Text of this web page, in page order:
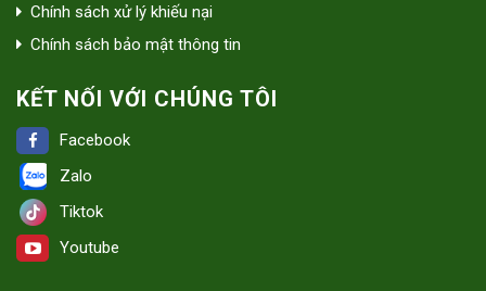
Chính sách xử lý khiếu nại
Chính sách bảo mật thông tin
KẾT NỐI VỚI CHÚNG TÔI
Facebook
Zalo
Tiktok
Youtube